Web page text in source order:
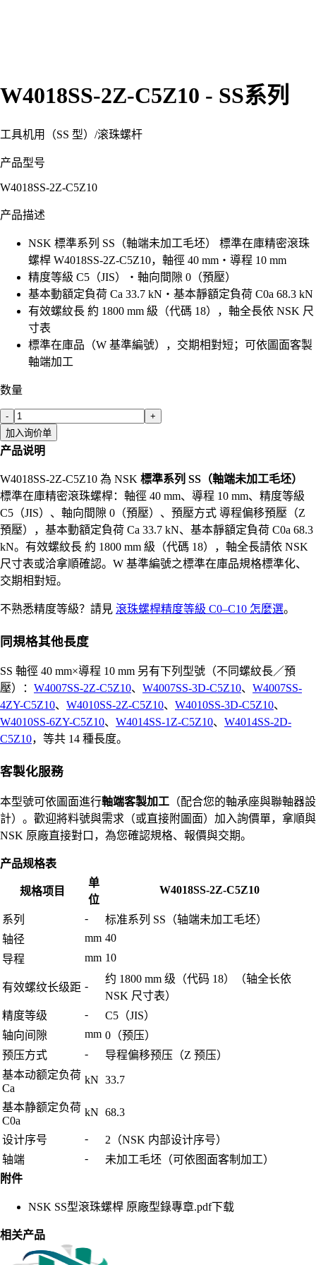
W4018SS-2Z-C5Z10 - SS系列
工具机用（SS 型） /滚珠螺杆
产品型号
W4018SS-2Z-C5Z10
产品描述
NSK 標準系列 SS（軸端未加工毛坯） 標準在庫精密滾珠
螺桿 W4018SS-2Z-C5Z10，軸徑 40 mm・導程 10 mm
精度等級 C5（JIS）・軸向間隙 0（預壓）
基本動額定負荷 Ca 33.7 kN・基本靜額定負荷 C0a 68.3 kN
有效螺紋長 約 1800 mm 級（代碼 18），軸全長依 NSK 尺
寸表
標準在庫品（W 基準編號），交期相對短；可依圖面客製
軸端加工
数量
-
+
加入询价单
产品说明
W4018SS-2Z-C5Z10 為 NSK 標準系列 SS（軸端未加工毛坯）
標準在庫精密滾珠螺桿：軸徑 40 mm、導程 10 mm、精度等級
C5（JIS）、軸向間隙 0（預壓）、預壓方式 導程偏移預壓（Z
預壓），基本動額定負荷 Ca 33.7 kN、基本靜額定負荷 C0a 68.3
kN。有效螺紋長 約 1800 mm 級（代碼 18），軸全長請依 NSK
尺寸表或洽拿順確認。W 基準編號之標準在庫品規格標準化、
交期相對短。
不熟悉精度等級？請見 滾珠螺桿精度等級 C0–C10 怎麼選。
同規格其他長度
SS 軸徑 40 mm×導程 10 mm 另有下列型號（不同螺紋長／預
壓）： W4007SS-2Z-C5Z10、 W4007SS-3D-C5Z10、 W4007SS-
4ZY-C5Z10、 W4010SS-2Z-C5Z10、 W4010SS-3D-C5Z10、
W4010SS-6ZY-C5Z10、 W4014SS-1Z-C5Z10、 W4014SS-2D-
C5Z10，等共 14 種長度。
客製化服務
本型號可依圖面進行軸端客製加工 （配合您的軸承座與聯軸器設
計）。歡迎將料號與需求（或直接附圖面）加入詢價單，拿順與
NSK 原廠直接對口，為您確認規格、報價與交期。
产品规格表
规格项目
单
位
W4018SS-2Z-C5Z10
系列 -
标准系列 SS（轴端未加工毛坯）
轴径
mm 40
导程
mm 10
有效螺纹长级距 -
约 1800 mm 级（代码 18）（轴全长依
NSK 尺寸表）
精度等级
-
C5（JIS）
轴向间隙
mm 0（预压）
预压方式
-
导程偏移预压（Z 预压）
基本动额定负荷
Ca
kN 33.7
基本静额定负荷
C0a
kN 68.3
设计序号 -
2（NSK 内部设计序号）
轴端
-
未加工毛坯（可依图面客制加工）
附件
NSK SS型滾珠螺桿 原廠型錄專章.pdf下载
相关产品